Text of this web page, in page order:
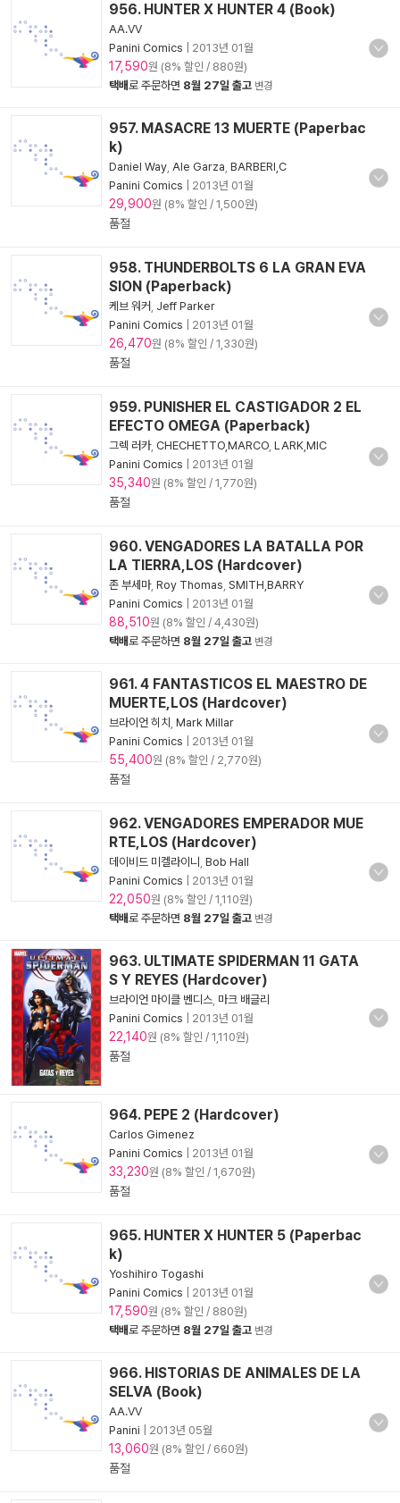
956. HUNTER X HUNTER 4 (Book)
AA.VV
Panini Comics
2013년 01월
17,590원 (8% 할인 / 880원)
택배로 주문하면 8월 27일 출고 변경
957. MASACRE 13 MUERTE (Paperbac
k)
Daniel Way Ale Garza BARBERI,C
Panini Comics
2013년 01월
29,900원 (8% 할인 / 1,500원)
품절
958. THUNDERBOLTS 6 LA GRAN EVA
SION (Paperback)
케브 워커 Jeff Parker
Panini Comics
2013년 01월
26,470원 (8% 할인 / 1,330원)
품절
959. PUNISHER EL CASTIGADOR 2 EL
EFECTO OMEGA (Paperback)
그렉 러카, CHECHETTO,MARCO LARK,MIC
Panini Comics
2013년 01월
35,340원 (8% 할인 / 1,770원)
품절
960. VENGADORES LA BATALLA POR
LA TIERRA,LOS (Hardcover)
존 부세마, Roy Thomas SMITH,BARRY
Panini Comics
2013년 01월
88,510원 (8% 할인 / 4,430원)
택배로 주문하면 8월 27일 출고 변경
961. 4 FANTASTICOS EL MAESTRO DE
MUERTE,LOS (Hardcover)
브라이언 히치 Mark Millar
Panini Comics
2013년 01월
55,400원 (8% 할인 / 2,770원)
품절
962. VENGADORES EMPERADOR MUE
RTE,LOS (Hardcover)
데이비드 미켈라이니 Bob Hall
Panini Comics
2013년 01월
22,050원 (8% 할인 / 1,110원)
택배로 주문하면 8월 27일 출고 변경
963. ULTIMATE SPIDERMAN 11 GATA
S Y REYES (Hardcover)
브라이언 마이클 벤디스 마크 배글리
Panini Comics
2013년 01월
22,140원 (8% 할인 / 1,110원)
품절
964. PEPE 2 (Hardcover)
Carlos Gimenez
Panini Comics
2013년 01월
33,230원 (8% 할인 / 1,670원)
품절
965. HUNTER X HUNTER 5 (Paperbac
k)
Yoshihiro Togashi
Panini Comics
2013년 01월
17,590원 (8% 할인 / 880원)
택배로 주문하면 8월 27일 출고 변경
966. HISTORIAS DE ANIMALES DE LA
SELVA (Book)
AA.VV
Panini
2013년 05월
13,060원 (8% 할인 / 660원)
품절